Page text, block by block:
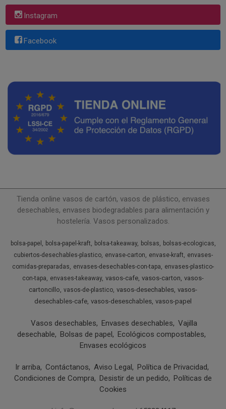
Instagram
Facebook
Tienda online vasos de cartón, vasos de plástico, envases
desechables, envases biodegradables para alimentación y
hostelería. Vasos personalizados.
bolsa-papel bolsa-papel-kraft bolsa-takeaway bolsas
bolsas-ecologicas
cubiertos-desechables-plastico
envase-carton envase-kraft
envases-
comidas-preparadas
envases-desechables-con-tapa
envases-plastico-
con-tapa
envases-takeaway vasos-cafe vasos-carton vasos-
cartoncillo vasos-de-plastico vasos-desechables vasos-
desechables-cafe vasos-deseschables vasos-papel
Vasos desechables Envases desechables
Vajilla
desechable
Bolsas de papel
Ecológicos compostables
Envases ecológicos
Ir arriba Contáctanos Aviso Legal
Política de Privacidad
Condiciones de Compra
Desistir de un pedido
Políticas de
Cookies